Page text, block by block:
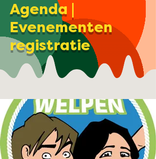
Agenda |
Evenementen
registratie